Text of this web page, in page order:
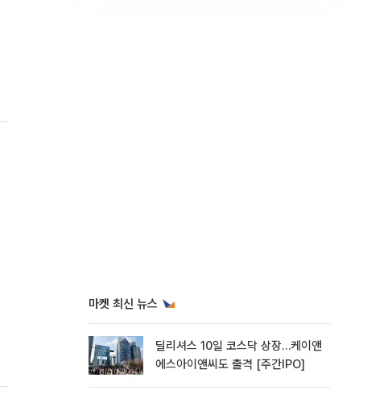
마켓 최신 뉴스
딜리셔스 10일 코스닥 상장…케이앤
에스아이앤씨도 출격 [주간IPO]